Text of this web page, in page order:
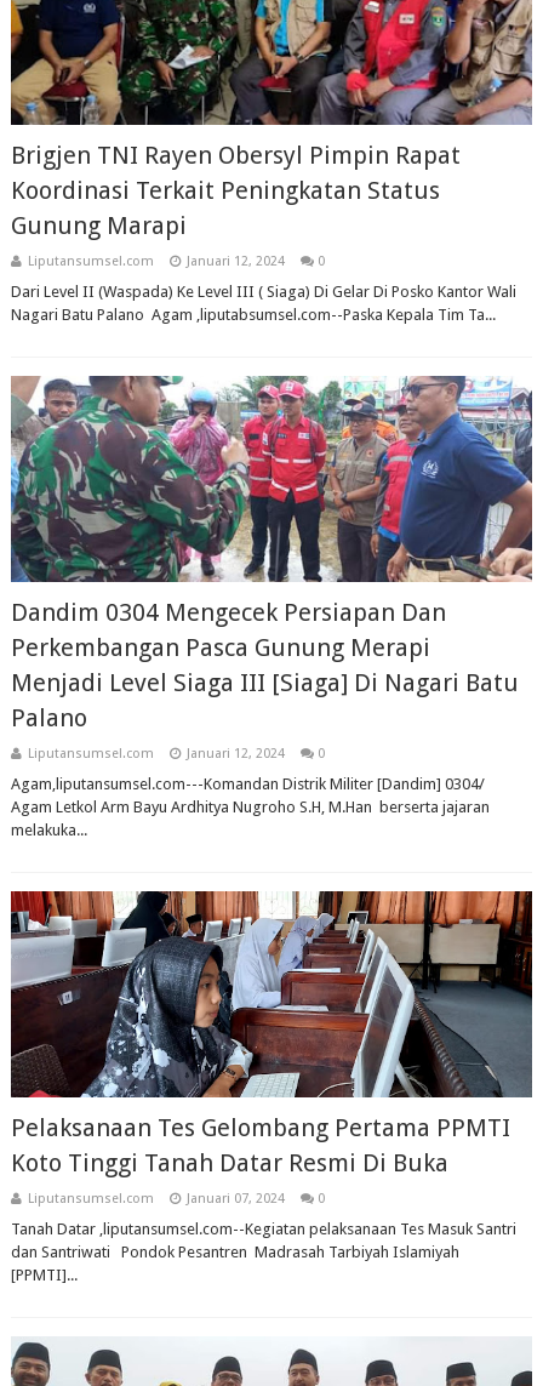
Brigjen TNI Rayen Obersyl Pimpin Rapat
Koordinasi Terkait Peningkatan Status
Gunung Marapi
Liputansumsel.com Januari 12, 2024 0
Dari Level II (Waspada) Ke Level III ( Siaga) Di Gelar Di Posko Kantor Wali
Nagari Batu Palano Agam ,liputabsumsel.com--Paska Kepala Tim Ta...
Dandim 0304 Mengecek Persiapan Dan
Perkembangan Pasca Gunung Merapi
Menjadi Level Siaga III [Siaga] Di Nagari Batu
Palano
Liputansumsel.com Januari 12, 2024 0
Agam,liputansumsel.com---Komandan Distrik Militer [Dandim] 0304/
Agam Letkol Arm Bayu Ardhitya Nugroho S.H, M.Han berserta jajaran
melakuka...
Pelaksanaan Tes Gelombang Pertama PPMTI
Koto Tinggi Tanah Datar Resmi Di Buka
Liputansumsel.com Januari 07, 2024 0
Tanah Datar ,liputansumsel.com--Kegiatan pelaksanaan Tes Masuk Santri
dan Santriwati Pondok Pesantren Madrasah Tarbiyah Islamiyah
[PPMTI]...